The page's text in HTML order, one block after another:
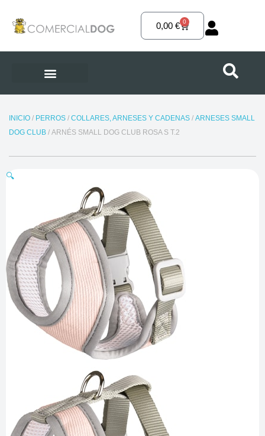
contenido
0,00€ 0
Carrito
INICIO/ PERROS/ COLLARES, ARNESES Y CADENAS/ ARNESES SMALL
DOG CLUB/ ARNÉS SMALL DOG CLUB ROSA S T.2
🔍